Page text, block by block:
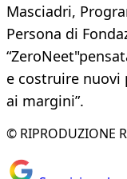
Masciadri,
Persona di
e costruire nuovi
ai margini”.
© RIPRODUZIONE